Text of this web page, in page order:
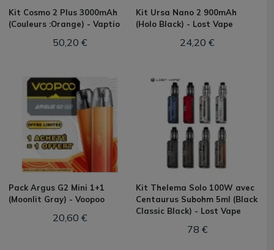
Kit Cosmo 2 Plus 3000mAh
(Couleurs :Orange) - Vaptio
50,20 €
Kit Ursa Nano 2 900mAh
(Holo Black) - Lost Vape
24,20 €
Pack Argus G2 Mini 1+1
(Moonlit Gray) - Voopoo
20,60 €
Kit Thelema Solo 100W avec
Centaurus Subohm 5ml (Black
Classic Black) - Lost Vape
78 €